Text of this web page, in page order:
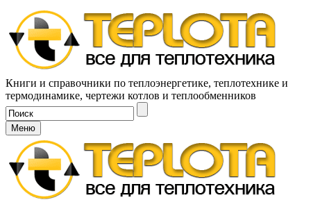
Книги и справочники по теплоэнергетике, теплотехнике и
термодинамике, чертежи котлов и теплообменников
Меню